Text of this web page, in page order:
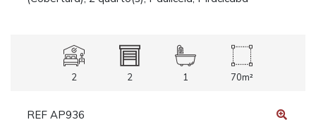
2 2 1 70m²
REF AP936